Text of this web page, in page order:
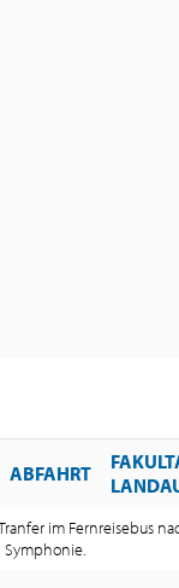
ABFAHRT
im Fernreisebus
Symphonie.